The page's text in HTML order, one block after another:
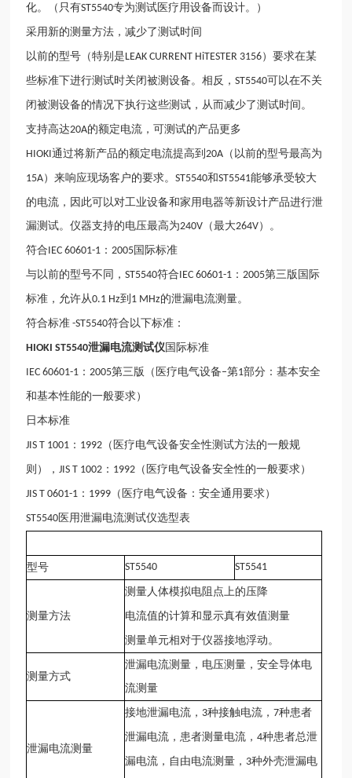
化。（只有ST5540专为测试医疗用设备而设计。）
采用新的测量方法，减少了测试时间
以前的型号（特别是LEAK CURRENT HiTESTER 3156）要求在某
些标准下进行测试时关闭被测设备。相反，ST5540可以在不关
闭被测设备的情况下执行这些测试，从而减少了测试时间。
支持高达20A的额定电流，可测试的产品更多
HIOKI通过将新产品的额定电流提高到 20A （以前的型号最高为
15A）来响应现场客户的要求。ST5540和ST5541能够承受较大
的电流，因此可以对工业设备和家用电器等新设计产品进行泄
漏测试。仪器支持的电压最高为240V （最大264V）。
符合IEC 60601-1 ： 2005国际标准
与以前的型号不同，ST5540符合IEC 60601-1 ： 2005第三版国际
标准，允许从0.1 Hz到 1 MHz的泄漏电流测量。
符合标准 -ST5540符合以下标准：
HIOKI ST5540泄漏电流测试仪国际标准
IEC 60601-1 ： 2005第三版（医疗电气设备–第1部分：基本安全
和基本性能的一般要求）
日本标准
JIS T 1001 ： 1992 （医疗电气设备安全性测试方法的一般规
则）， JIS T 1002 ： 1992 （医疗电气设备安全性的一般要求）
JIS T 0601-1 ： 1999 （医疗电气设备：安全通用要求）
ST5540医用泄漏电流测试仪选型表
型号 ST5540 ST5541
测量方法
测量人体模拟电阻点上的压降
电流值的计算和显示真有效值测量
测量单元相对于仪器接地浮动。
测量方式
泄漏电流测量，电压测量，安全导体电
流测量
泄漏电流测量
接地泄漏电流， 3种接触电流，7种患者
泄漏电流，患者测量电流，4种患者总泄
漏电流，自由电流测量， 3种外壳泄漏电